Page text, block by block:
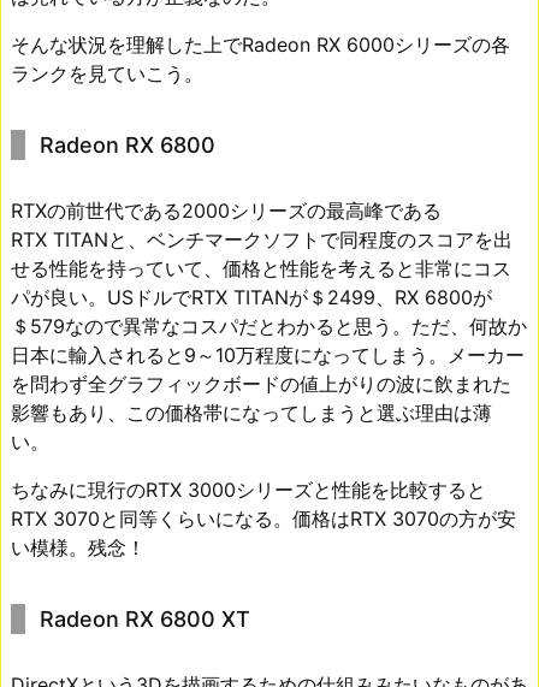
そんな状況を理解した上でRadeon RX 6000シリーズの各
ランクを見ていこう。
Radeon RX 6800
RTXの前世代である2000シリーズの最高峰である
RTX TITANと、ベンチマークソフトで同程度のスコアを出
せる性能を持っていて、価格と性能を考えると非常にコス
パが良い。USドルでRTX TITANが＄2499、RX 6800が
＄579なので異常なコスパだとわかると思う。ただ、何故か
日本に輸入されると9～10万程度になってしまう。メーカー
を問わず全グラフィックボードの値上がりの波に飲まれた
影響もあり、この価格帯になってしまうと選ぶ理由は薄
い。
ちなみに現行のRTX 3000シリーズと性能を比較すると
RTX 3070と同等くらいになる。価格はRTX 3070の方が安
い模様。残念！
Radeon RX 6800 XT